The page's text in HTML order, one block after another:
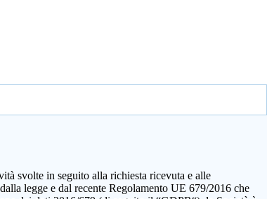
svolte in seguito alla richiesta ricevuta e alle
legge e dal recente Regolamento UE 679/2016 che